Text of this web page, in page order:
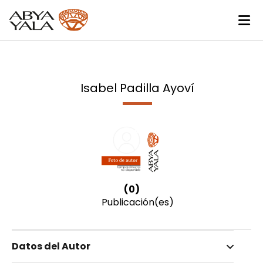
Isabel Padilla Ayoví
(0)
Publicación(es)
Datos del Autor